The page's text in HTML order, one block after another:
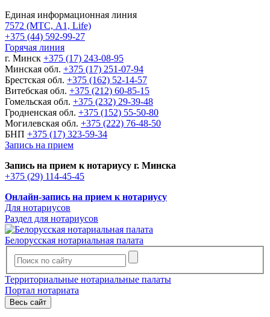
Единая информационная линия
7572 (МТС, A1, Life)
+375 (44) 592-99-27
Горячая линия
г. Минск +375 (17) 243-08-95
Минская обл. +375 (17) 251-07-94
Брестская обл. +375 (162) 52-14-57
Витебская обл. +375 (212) 60-85-15
Гомельская обл. +375 (232) 29-39-48
Гродненская обл. +375 (152) 55-50-80
Могилевская обл. +375 (222) 76-48-50
БНП +375 (17) 323-59-34
Запись на прием
Запись на прием к нотариусу г. Минска
+375 (29) 114-45-45
Онлайн-запись на прием к нотариусу
Для нотариусов
Раздел для нотариусов
Белорусская нотариальная палата
Территориальные нотариальные палаты
Портал нотариата
Весь сайт